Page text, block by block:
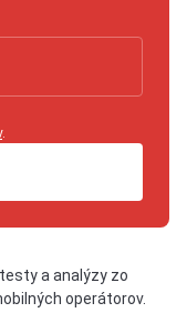
.
a analýzy zo
operátorov.